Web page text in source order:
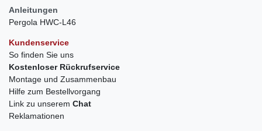
Anleitungen
Pergola HWC-L46
Kundenservice
So finden Sie uns
Kostenloser Rückrufservice
Montage und Zusammenbau
Hilfe zum Bestellvorgang
Link zu unserem Chat
Reklamationen